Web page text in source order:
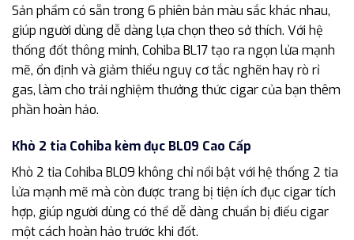
Sản phẩm có sẵn trong 6 phiên bản màu sắc khác nhau,
giúp người dùng dễ dàng lựa chọn theo sở thích. Với hệ
thống đốt thông minh, Cohiba BL17 tạo ra ngọn lửa mạnh
mẽ, ổn định và giảm thiểu nguy cơ tắc nghẽn hay rò rỉ
gas, làm cho trải nghiệm thưởng thức cigar của bạn thêm
phần hoàn hảo.
Khò 2 tia Cohiba kèm đục BL09 Cao Cấp
Khò 2 tia Cohiba BL09 không chỉ nổi bật với hệ thống 2 tia
lửa mạnh mẽ mà còn được trang bị tiện ích đục cigar tích
hợp, giúp người dùng có thể dễ dàng chuẩn bị điếu cigar
một cách hoàn hảo trước khi đốt.